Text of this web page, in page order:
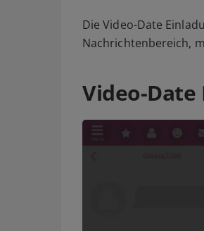
Die Video-Date
Nachrichtenbereich,
Video-